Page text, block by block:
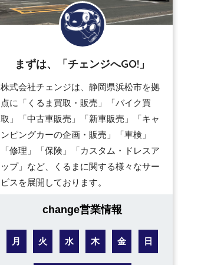
まずは、「チェンジへGO!」
株式会社チェンジは、静岡県浜松市を拠
点に「くるま買取・販売」「バイク買
取」「中古車販売」「新車販売」「キャ
ンピングカーの企画・販売」「車検」
「修理」「保険」「カスタム・ドレスア
ップ」など、くるまに関する様々なサー
ビスを展開しております。
change営業情報
月 火 水 木 金 日